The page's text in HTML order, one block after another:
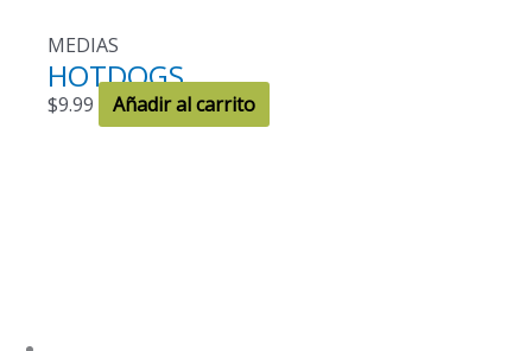
MEDIAS
HOTDOGS
$9.99 Añadir al carrito